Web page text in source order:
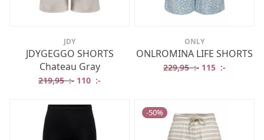
JDY
JDYGEGGO SHORTS
Chateau Gray
219,95:- Det ursprungliga priset var: 219,95 :-.
110 :-
ONLY
ONLROMINA LIFE SHORTS
229,95:- Det
115 :-
-50%